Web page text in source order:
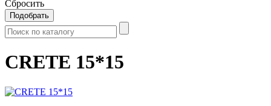
Сбросить
Подобрать
CRETE 15*15